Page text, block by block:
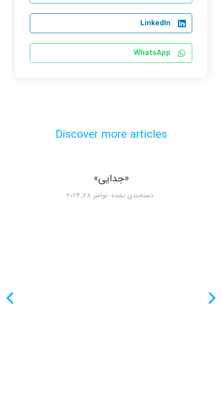
LinkedIn
WhatsApp
Discover more articles
«جدایی»
دسته‌بندی نشده نوامبر 28, 2024